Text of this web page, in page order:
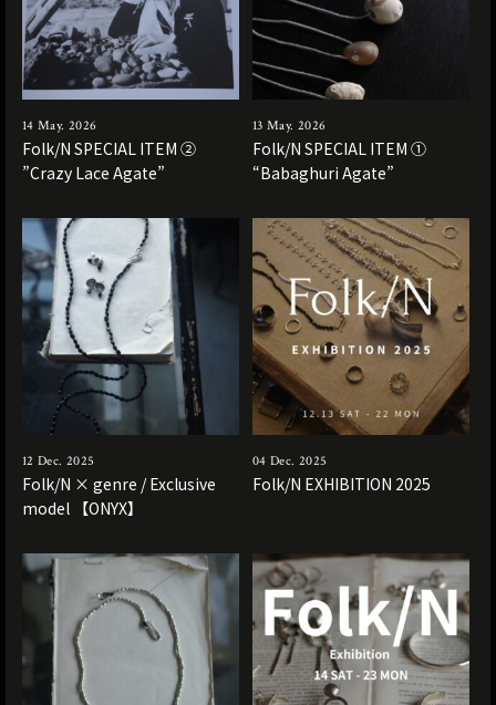
14 May. 2026
Folk/N SPECIAL ITEM ②
”Crazy Lace Agate”
13 May. 2026
Folk/N SPECIAL ITEM ①
“Babaghuri Agate”
12 Dec. 2025
Folk/N × genre / Exclusive
model 【ONYX】
04 Dec. 2025
Folk/N EXHIBITION 2025